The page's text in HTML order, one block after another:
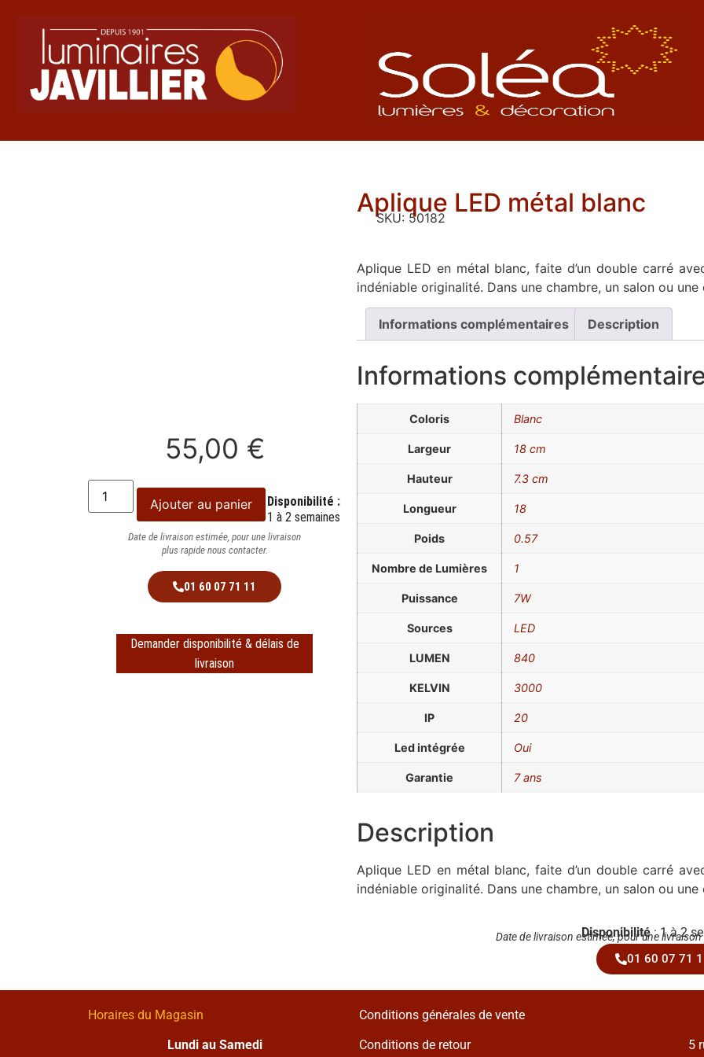
55,00 €
Ajouter au panier
Disponibilité :
1 à 2 semaines
Date de livraison estimée, pour une livraison
plus rapide nous contacter.
01 60 07 71 11
Demander disponibilité & délais de
livraison
Aplique LED métal blanc
SKU: 50182
Aplique LED en métal blanc, faite d’un double carré
indéniable originalité. Dans une chambre, un salon ou une
Informations complémentaires Description
Informations
Coloris Blanc
Largeur 18 cm
Hauteur 7.3 cm
Longueur 18
Poids 0.57
Nombre de Lumières 1
Puissance 7W
Sources LED
LUMEN 840
KELVIN 3000
IP 20
Led intégrée Oui
Garantie 7 ans
Description
Aplique LED en métal blanc, faite d’un double carré
indéniable originalité. Dans une chambre, un salon ou une
Disponibilité: 1 à 2
Date de livraison estimée, pour une
01 60 07 71
Horaires du Magasin
Lundi au Samedi
Conditions générales de vente
Conditions de retour
5